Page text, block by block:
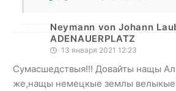
Neymann von Johann
ADENAUERPLATZ
13 января 2021 12:23
Сумасшедствыя!!! Довайты нащы
же,нащы немецкые землы велыкые